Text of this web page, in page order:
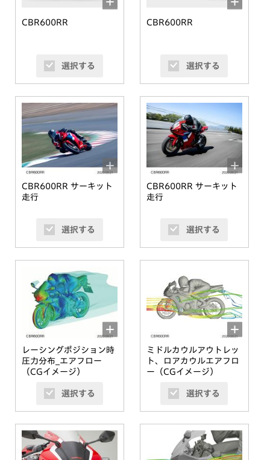
CBR600RR
選択する
CBR600RR
選択する
CBR600RR サーキット
走行
選択する
CBR600RR サーキット
走行
選択する
レーシングポジション時
圧力分布_エアフロー
（CGイメージ）
選択する
ミドルカウルアウトレッ
ト、ロアカウルエアフロ
ー（CGイメージ）
選択する